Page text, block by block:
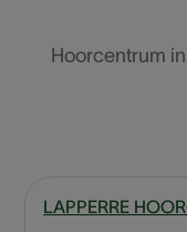
Hoorcentrum
LAPPERRE